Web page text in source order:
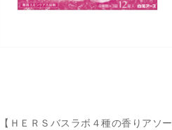
【ＨＥＲＳバスラボ４種の香りアソー